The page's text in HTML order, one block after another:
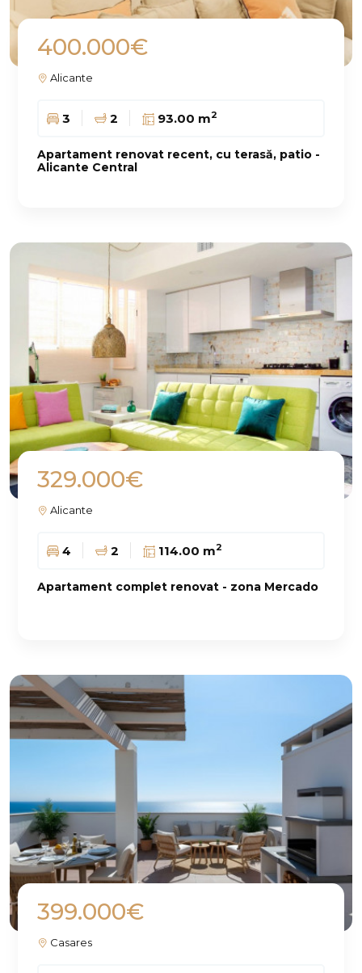
400.000€
Alicante
3 2 93.00 m2
Apartament renovat recent, cu terasă, patio -
Alicante Central
329.000€
Alicante
4 2 114.00 m2
Apartament complet renovat - zona Mercado
399.000€
Casares